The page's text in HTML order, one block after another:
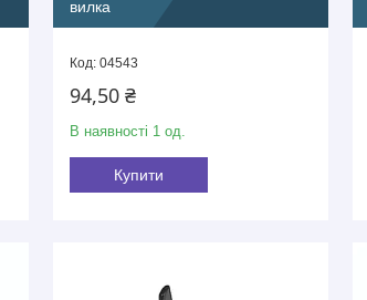
вилка
04543
94,50 ₴
В наявності 1 од.
Купити